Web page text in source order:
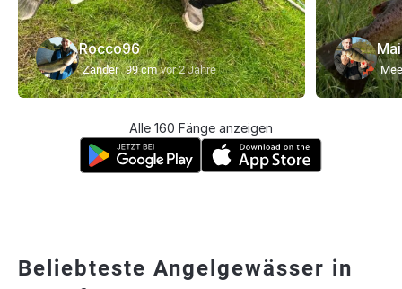
Rocco96
Zander 99 cm vor 2 Jahre
Alle 160 Fänge anzeigen
Beliebteste Angelgewässer in